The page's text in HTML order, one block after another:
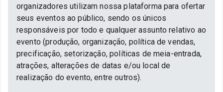
organizadores utilizam nossa plataforma para ofertar
seus eventos ao público, sendo os únicos
responsáveis por todo e qualquer assunto relativo ao
evento (produção, organização, política de vendas,
precificação, setorização, políticas de meia-entrada,
atrações, alterações de datas e/ou local de
realização do evento, entre outros).